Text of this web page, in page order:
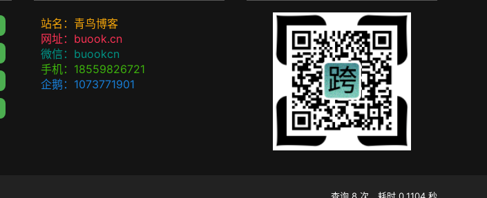
站名：青鸟博客
网址：buook.cn
微信：buookcn
手机：18559826721
企鹅：1073771901